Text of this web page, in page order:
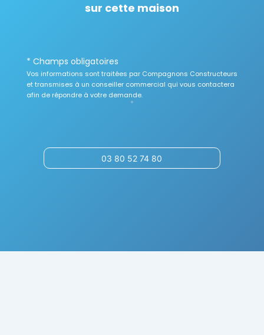
sur cette maison
* Champs obligatoires
Vos informations sont traitées par Compagnons Constructeurs
et transmises à un conseiller commercial qui vous contactera
afin de répondre à votre demande.
03 80 52 74 80